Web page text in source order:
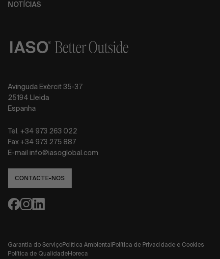
NOTÍCIAS
Avinguda Exèrcit 35-37
25194 Lleida
Espanha
Tel. +34 973 263 022
Fax +34 973 275 887
E-mail info@iasoglobal.com
CONTACTE-NOS
Garantia do ServiçoPolítica Ambiental Política de Privacidade e Cookies
Política de QualidadeHoreca